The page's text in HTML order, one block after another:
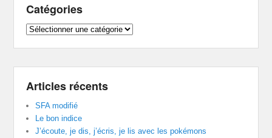
Catégories
Catégories
Articles récents
SFA modifié
Le bon indice
J’écoute, je dis, j’écris, je lis avec les pokémons